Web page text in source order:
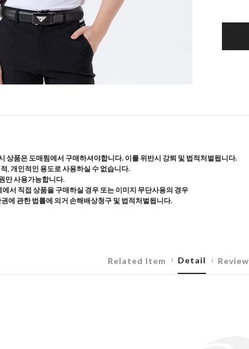
상품은 도매찜에서 구매하셔야합니다. 이를 위반시 강퇴 및 법적처벌됩니다.
, 개인적인 용도로 사용하실 수 없습니다.
만 사용가능합니다.
서 직접 상품을 구매하실 경우 또는 이미지 무단사용의 경우
에 관한 법률에 의거 손해배상청구 및 법적처벌됩니다.
Related Item Detail Review